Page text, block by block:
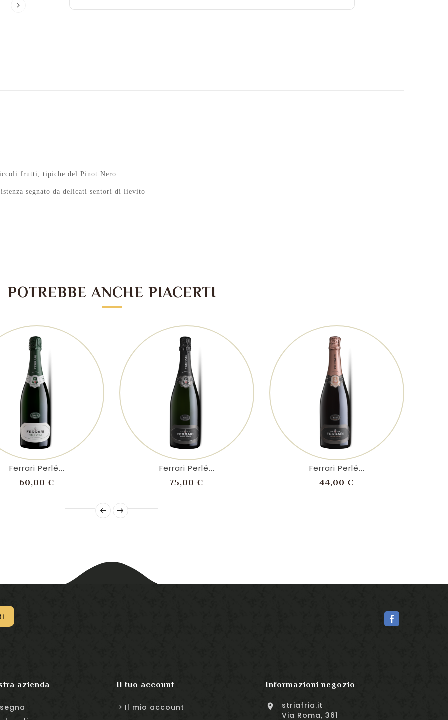

frutti, tipiche del Pinot Nero
segnato da delicati sentori di lievito
POTREBBE ANCHE PIACERTI
Ferrari Perlé...
60,00 €
Ferrari Perlé...
75,00 €
Ferrari Perlé...
44,00 €
azienda Il tuo account
Il mio account
Informazioni negozio

striafria.it
Via Roma, 361